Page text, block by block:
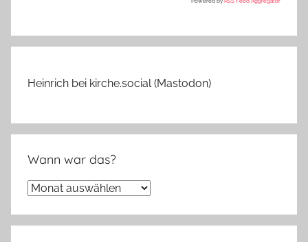
Heinrich bei kirche.social (Mastodon)
Wann war das?
Wann
das?